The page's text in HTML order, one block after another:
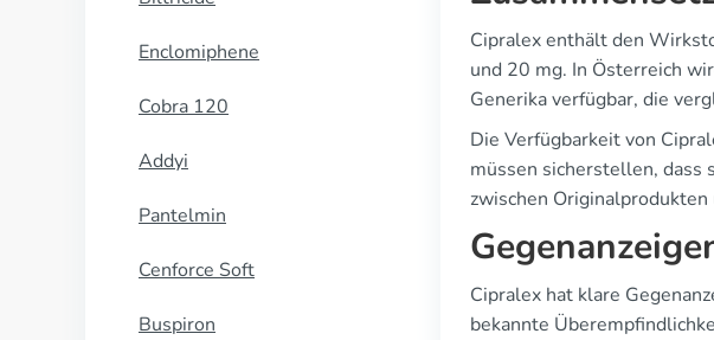
Enclomiphene
Cobra 120
Addyi
Pantelmin
Cenforce Soft
Buspiron
Cipralex enthält den
und 20 mg. In Österreich
Generika verfügbar, die
Die Verfügbarkeit von
müssen sicherstellen, dass
zwischen Originalprodukten
Cipralex hat klare
bekannte